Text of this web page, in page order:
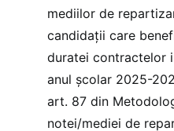
mediilor de
candidații care
duratei contractelor
anul școlar 2025-
art. 87 din
notei/mediei de